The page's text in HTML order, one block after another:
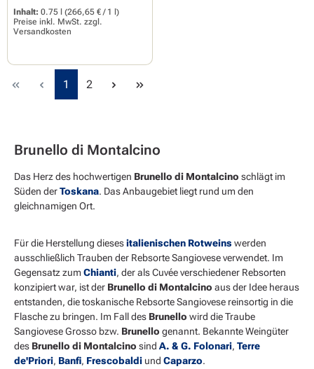
Inhalt: 0.75 l
(266,65 € / 1 l)
Preise inkl. MwSt. zzgl.
Versandkosten
Seite
1 Seite
2
Brunello di Montalcino
Das Herz des hochwertigen Brunello di Montalcino schlägt im
Süden derToskana. Das Anbaugebiet liegt rund um den
gleichnamigen Ort.
Für die Herstellung diesesitalienischen Rotweins werden
ausschließlich Trauben der Rebsorte Sangiovese verwendet. Im
Gegensatz zum Chianti, der als Cuvée verschiedener Rebsorten
konzipiert war, ist der Brunello di Montalcino aus der Idee heraus
entstanden, die toskanische Rebsorte Sangiovese reinsortig in die
Flasche zu bringen. Im Fall des Brunello wird die Traube
Sangiovese Grosso bzw. Brunello genannt. Bekannte Weingüter
des Brunello di Montalcino sind A. & G. Folonari, Terre
de'Priori, Banfi, Frescobaldi und Caparzo.